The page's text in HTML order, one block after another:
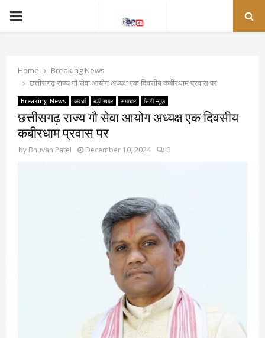
PRIMARY
Home
Breaking News
छत्तीसगढ़ राज्य गौ सेवा आयोग अध्यक्ष एक दिवसीय कबीरधाम प्रवास पर
Breaking News कवर्धा बड़ी खबर समाचार सिटी न्यूज़
छत्तीसगढ़ राज्य गौ सेवा आयोग अध्यक्ष एक दिवसीय
कबीरधाम प्रवास पर
by Bhuvan Patel December 10, 2024 0